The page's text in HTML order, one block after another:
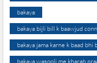
bakaya
bakaya bijli bill k baawjud
bakaya jama karne k baad
bakaya wasooli me kharab